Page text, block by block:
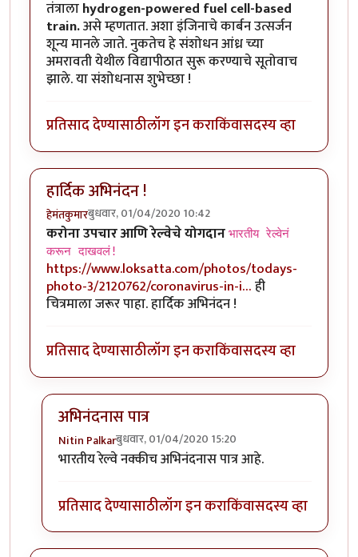
तंत्रालाhydrogen-powered fuel cell-based
train.असे म्हणतात. अशा इंजिनाचे कार्बन उत्सर्जन
शून्य मानले जाते. नुकतेच हे संशोधन आंध्र च्या
अमरावती येथील विद्यापीठात सुरू करण्याचे सूतोवाच
झाले. या संशोधनास शुभेच्छा !
प्रतिसाद देण्यासाठीलॉग इन कराकिंवासदस्य व्हा
हार्दिक अभिनंदन !
हेमंतकुमारबुधवार, 01/04/2020 10:42
करोना उपचार आणि रेल्वेचे योगदान भारतीय रेल्वेनं
करून दाखवलं!
https://www.loksatta.com/photos/todays-
photo-3/2120762/coronavirus-in-i…ही
चित्रमाला जरूर पाहा. हार्दिक अभिनंदन !
प्रतिसाद देण्यासाठीलॉग इन कराकिंवासदस्य व्हा
अभिनंदनास पात्र
Nitin Palkarबुधवार, 01/04/2020 15:20
In reply toहार्दिक अभिनंदन !byहेमंतकुमार
भारतीय रेल्वे नक्कीच अभिनंदनास पात्र आहे.
प्रतिसाद देण्यासाठीलॉग इन कराकिंवासदस्य व्हा